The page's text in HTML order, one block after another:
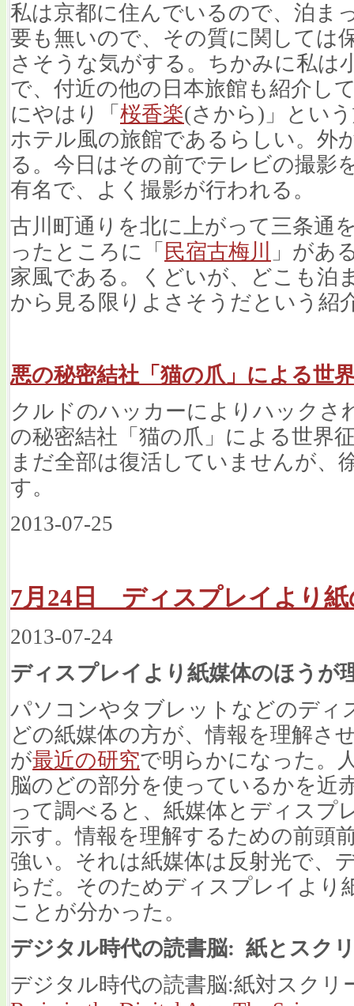
私は京都に住んでいるので、泊ま
要も無いので、その質に関しては
さそうな気がする。ちかみに私は
で、付近の他の日本旅館も紹介し
にやはり「 桜香楽(さから)」とい
ホテル風の旅館であるらしい。外
る。今日はその前でテレビの撮影
有名で、よく撮影が行われる。
古川町通りを北に上がって三条通
ったところに「 民宿古梅川
」があ
家風である。くどいが、どこも泊
から見る限りよさそうだという紹
悪の秘密結社「猫の爪」による世
クルドのハッカーによりハックさ
の秘密結社「猫の爪」による世界
まだ全部は復活していませんが、
す。
2013-07-25
7月24日 ディスプレイより紙
2013-07-24
ディスプレイより紙媒体のほうが
パソコンやタブレットなどのディ
どの紙媒体の方が、情報を理解さ
が最近の研究で明らかになった。
脳のどの部分を使っているかを近
って調べると、紙媒体とディスプ
示す。情報を理解するための前頭
強い。それは紙媒体は反射光で、
らだ。そのためディスプレイより
ことが分かった。
デジタル時代の読書脳: 紙とスク
デジタル時代の読書脳:紙対スクリ